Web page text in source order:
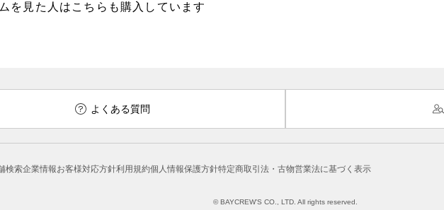
を見た人はこちらも購入しています
よくある質問
検索企業情報お客様対応方針利用規約個人情報保護方針特定商取引法・古物営業法に基づく表示
© BAYCREW’S CO., LTD. All rights reserved.